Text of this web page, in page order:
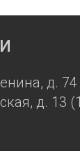
д. 74
д. 13